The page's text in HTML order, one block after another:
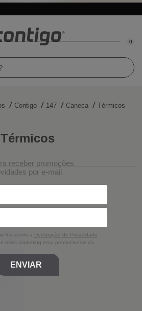
0
Contigo 147 Caneca Térmicos
térmicos
receber promoções
por e-mail
li e aceito a Declaração de Privacidade
mails marketing e/ou promocionais da
ENVIAR